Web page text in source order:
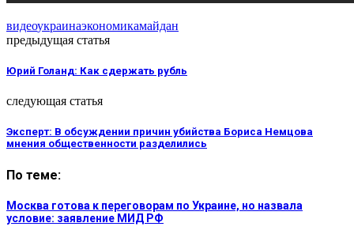
видеоукраинаэкономикамайдан
предыдущая статья
Юрий Голанд: Как сдержать рубль
следующая статья
Эксперт: В обсуждении причин убийства Бориса Немцова
мнения общественности разделились
По теме:
Москва готова к переговорам по Украине, но назвала
условие: заявление МИД РФ